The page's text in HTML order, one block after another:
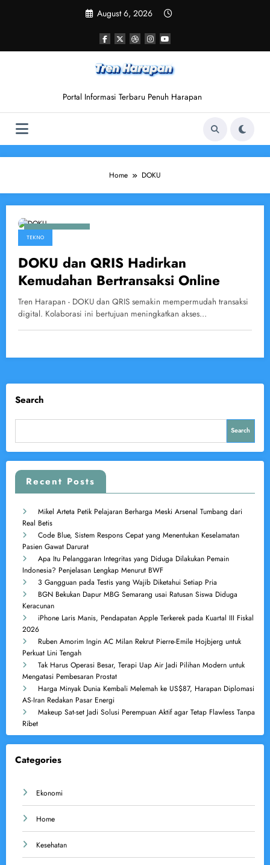
August 6, 2026
Portal Informasi Terbaru Penuh Harapan
Home DOKU
TEKNO
DOKU dan QRIS Hadirkan
Kemudahan Bertransaksi Online
Tren Harapan - DOKU dan QRIS semakin mempermudah transaksi
digital. Kolaborasi ini bertujuan meningkatkan akses…
Search
Search
Recent Posts
Mikel Arteta Petik Pelajaran Berharga Meski Arsenal Tumbang dari
Real Betis
Code Blue, Sistem Respons Cepat yang Menentukan Keselamatan
Pasien Gawat Darurat
Apa Itu Pelanggaran Integritas yang Diduga Dilakukan Pemain
Indonesia? Penjelasan Lengkap Menurut BWF
3 Gangguan pada Testis yang Wajib Diketahui Setiap Pria
BGN Bekukan Dapur MBG Semarang usai Ratusan Siswa Diduga
Keracunan
iPhone Laris Manis, Pendapatan Apple Terkerek pada Kuartal III Fiskal
2026
Ruben Amorim Ingin AC Milan Rekrut Pierre-Emile Hojbjerg untuk
Perkuat Lini Tengah
Tak Harus Operasi Besar, Terapi Uap Air Jadi Pilihan Modern untuk
Mengatasi Pembesaran Prostat
Harga Minyak Dunia Kembali Melemah ke US$87, Harapan Diplomasi
AS-Iran Redakan Pasar Energi
Makeup Sat-set Jadi Solusi Perempuan Aktif agar Tetap Flawless Tanpa
Ribet
Categories
Ekonomi
Home
Kesehatan